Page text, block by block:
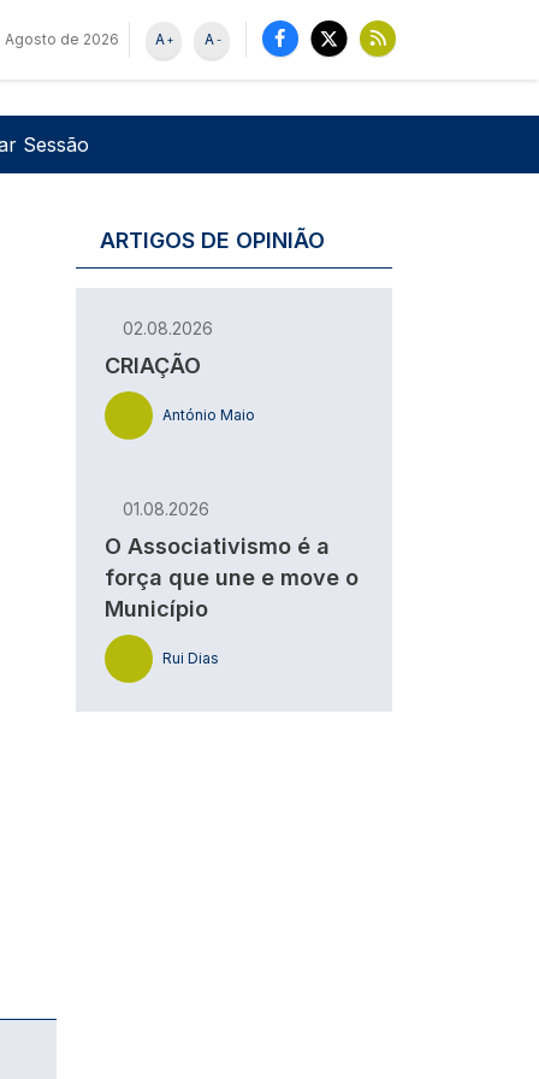
Agosto de 2026 -
A
+
A
de utilizador
Sessão
ARTIGOS DE OPINIÃO
02.08.2026
CRIAÇÃO
António Maio
01.08.2026
O Associativismo é a
força que une e move o
Município
Rui Dias